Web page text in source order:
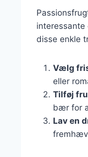
interessante
disse enkle
Vælg
eller
Tilføj
bær for
Lav en